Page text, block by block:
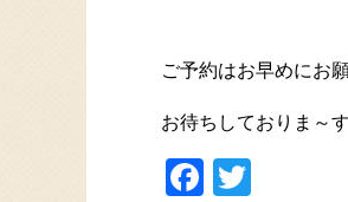
ご予約はお早めにお
お待ちしておりま～す